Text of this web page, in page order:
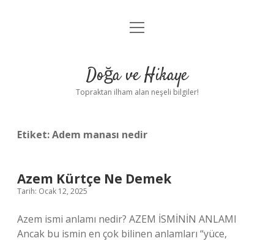
Anasayfa
Yasal Uyarı
menüyü
Doğa ve Hikaye
Topraktan ilham alan neşeli bilgiler!
Etiket:Adem manası nedir
Azem Kürtçe Ne Demek
Tarih: Ocak 12, 2025
Azem ismi anlamı nedir? AZEM İSMİNİN ANLAMI
Ancak bu ismin en çok bilinen anlamları “yüce,